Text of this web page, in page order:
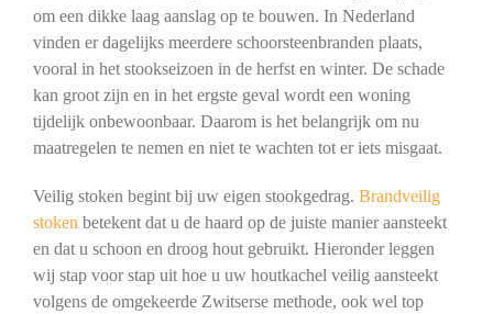
om een dikke laag aanslag op te bouwen. In Nederland
vinden er dagelijks meerdere schoorsteenbranden plaats,
vooral in het stookseizoen in de herfst en winter. De schade
kan groot zijn en in het ergste geval wordt een woning
tijdelijk onbewoonbaar. Daarom is het belangrijk om nu
maatregelen te nemen en niet te wachten tot er iets misgaat.
Veilig stoken begint bij uw eigen stookgedrag. Brandveilig
stoken betekent dat u de haard op de juiste manier aansteekt
en dat u schoon en droog hout gebruikt. Hieronder leggen
wij stap voor stap uit hoe u uw houtkachel veilig aansteekt
volgens de omgekeerde Zwitserse methode, ook wel top